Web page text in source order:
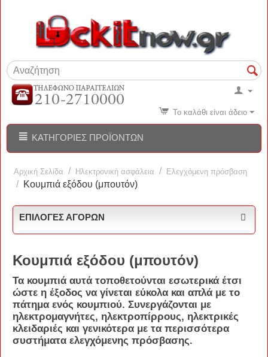
Το καλάθι είναι άδειο
ΚΑΤΗΓΟΡΊΕΣ ΠΡΟΪΌΝΤΩΝ
Αρχική Σελίδα / Ηλεκτρονική ασφάλεια / Ελεγχόμενη πρόσβαση
/ Κουμπιά εξόδου (μπουτόν)
ΕΠΙΛΟΓΈΣ ΑΓΟΡΏΝ
Κουμπιά εξόδου (μπουτόν)
Τα κουμπιά αυτά τοποθετούνται εσωτερικά έτσι
ώστε η έξοδος να γίνεται εύκολα και απλά με το
πάτημα ενός κουμπιού. Συνεργάζονται με
ηλεκτρομαγνήτες, ηλεκτροπίρρους, ηλεκτρικές
κλειδαριές και γενικότερα με τα περισσότερα
συστήματα ελεγχόμενης πρόσβασης.